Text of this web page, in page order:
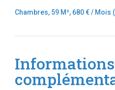
Chambres, 59 M², 680 € /
Informations